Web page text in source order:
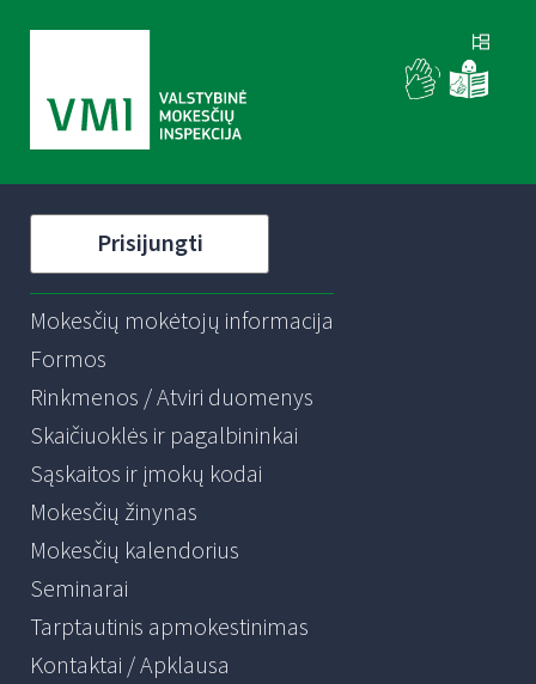
Prisijungti
Mokesčių mokėtojų informacija
Formos
Rinkmenos / Atviri duomenys
Skaičiuoklės ir pagalbininkai
Sąskaitos ir įmokų kodai
Mokesčių žinynas
Mokesčių kalendorius
Seminarai
Tarptautinis apmokestinimas
Kontaktai / Apklausa